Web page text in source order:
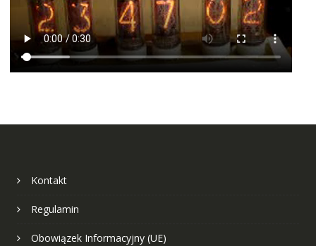
Kontakt
Regulamin
Obowiązek Informacyjny (UE)